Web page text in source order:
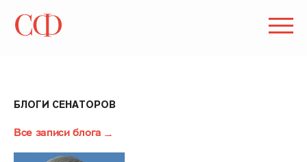
БЛОГИ СЕНАТОРОВ
Все записи блога